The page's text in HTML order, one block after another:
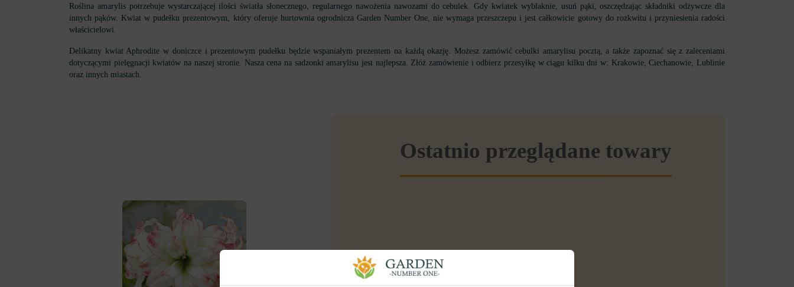
Roślina amarylis potrzebuje wystarczającej ilości światła słonecznego, regularnego nawożenia nawozami do cebulek. Gdy kwiatek wyblaknie, usuń pąki, oszczędzając składniki odżywcze dla
innych pąków. Kwiat w pudełku prezentowym, który oferuje hurtownia ogrodnicza Garden Number One, nie wymaga przeszczepu i jest całkowicie gotowy do rozkwitu i przyniesienia radości
właścicielowi.
Delikatny kwiat Aphrodite w doniczce i prezentowym pudełku będzie wspaniałym prezentem na każdą okazję. Możesz zamówić cebulki amarylisu pocztą, a także zapoznać się z zaleceniami
dotyczącymi pielęgnacji kwiatów na naszej stronie. Nasza cena na sadzonki amarylisu jest najlepsza. Złóż zamówienie i odbierz przesyłkę w ciągu kilku dni w: Krakowie, Ciechanowie, Lublinie
oraz innych miastach.
Ostatnio przeglądane towary